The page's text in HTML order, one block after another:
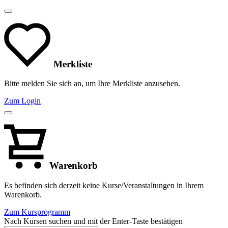
Merkliste
Bitte melden Sie sich an, um Ihre Merkliste anzusehen.
Zum Login
Warenkorb
Es befinden sich derzeit keine Kurse/Veranstaltungen in Ihrem
Warenkorb.
Zum Kursprogramm
Nach Kursen suchen und mit der Enter-Taste bestätigen